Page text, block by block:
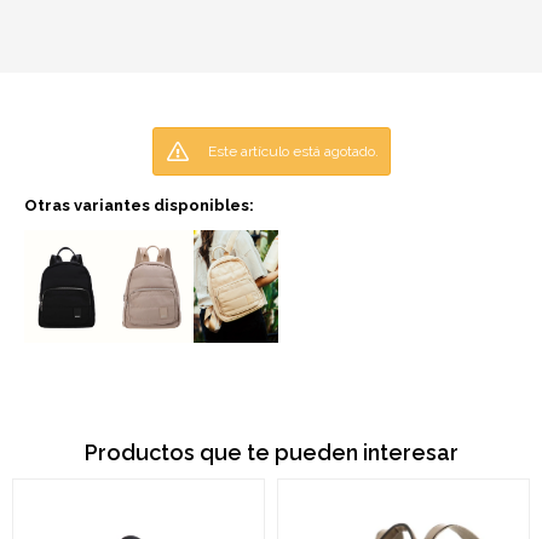
Este artículo está agotado.
Otras variantes disponibles:
Productos que te pueden interesar